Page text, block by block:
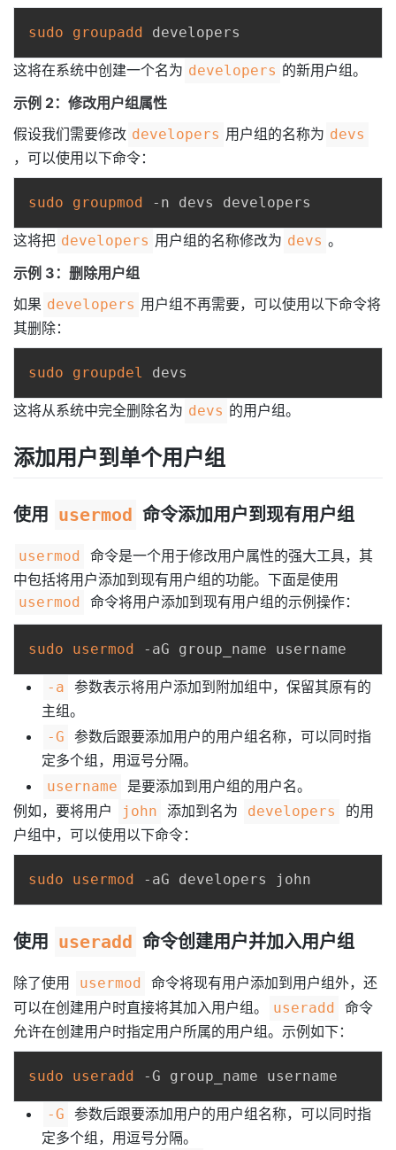
验
收
藏
议
sudo groupadd
这将在系统中创建一个名为 developers 的新用户组。
示例 2：修改用户组属性
假设我们需要修改 developers 用户组的名称为 devs
，可以使用以下命令：
sudo groupmod
这将把 developers 用户组的名称修改为 devs 。
示例 3：删除用户组
如果 developers 用户组不再需要，可以使用以下命令将
其删除：
sudo groupdel
这将从系统中完全删除名为 devs 的用户组。
添加用户到单个用户组
使用 usermod 命令添加用户到现有用户组
usermod
命令是一个用于修改用户属性的强大工具，其
中包括将用户添加到现有用户组的功能。下面是使用
usermod 命令将用户添加到现有用户组的示例操作：
sudo usermod
-a
参数表示将用户添加到附加组中，保留其原有的
主组。
-G
参数后跟要添加用户的用户组名称，可以同时指
定多个组，用逗号分隔。
username
是要添加到用户组的用户名。
例如，要将用户
john 添加到名为 developers
的用
户组中，可以使用以下命令：
sudo usermod
使用 useradd 命令创建用户并加入用户组
除了使用 usermod
命令将现有用户添加到用户组外，还
可以在创建用户时直接将其加入用户组。
useradd
命令
允许在创建用户时指定用户所属的用户组。示例如下：
sudo useradd
-G
参数后跟要添加用户的用户组名称，可以同时指
定多个组，用逗号分隔。